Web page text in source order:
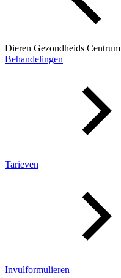
Dieren Gezondheids Centrum
Behandelingen
Tarieven
Invulformulieren